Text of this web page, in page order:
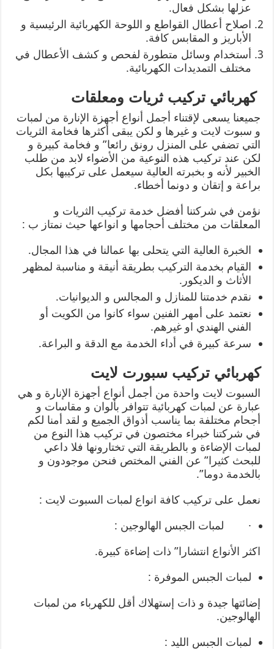
عزلها بشكل فعال.
اصلاح أعطال القواطع و اللوحة الكهربائية الرئيسية و
الأباريز و المقابس كافة.
أستخدام وسائل متطورة لفحص و كشف الأعطال في
مختلف التمديدات الكهربائية.
كهربائي تركيب ثريات ومعلقات
جميعنا يسعى لإقتناء أجمل أنواع أجهزة الإنارة من لمبات
و سبوت لايت و غيرها و لكن يبقى أكثرها فخامة الثريات
التي تضفي على المنزل رونق رائعا” و فخامة كبيرة و
لكن عند تركيب هذه النوعية من الأضواء لابد من طلب
الخبير لأنه و بخبرته العالية سيعمل على تركيبها بكل
براعة و إتقان و دونما أخطاء.
نؤمن في شركتنا أفضل خدمة تركيب الثريات و
المعلقات من مختلف أحجامها و انواعها حيث نمتاز ب :
الخبرة العالية التي يتحلى بها عمالنا في هذا المجال.
القيام بخدمة التركيب بطريقة أنيقة و مناسبة لمظهر
الأثاث و الديكور.
نقدم خدمتنا للمنازل و المجالس و الديوانيات.
نعتمد على أمهر الفنين سواء كانوا من الكويت أو
الفني الهندي او غيرهم.
سرعة كبيرة في أداء الخدمة مع الدقة و البراعة.
كهربائي تركيب سبورت لايت
السبوت لايت واحدة من أجمل أنواع أجهزة الإنارة و هي
عبارة عن لمبات كهربائية تتوافر بألوان و مقاسات و
أجحام مختلفة بما يناسب أذواق الجميع و لقد أمنا لكم
في شركتنا خبراء مختصون في تركيب هذا النوع من
لمبات الإضاءة و بالطريقة التي تختارونها فلا داعي
للبحث كثيرا” عن الفني المختص فنحن موجودون و
بالخدمة دوما”.
نعمل على تركيب كافة انواع لمبات السبوت لايت :
· لمبات الجبس الهالوجين :
اكثر الأنواع انتشارا” ذات إضاءة كبيرة.
لمبات الجبس الموفرة :
إضائتها جيدة و ذات إستهلاك أقل للكهرباء من لمبات
الهالوجين.
لمبات الجبس الليد :